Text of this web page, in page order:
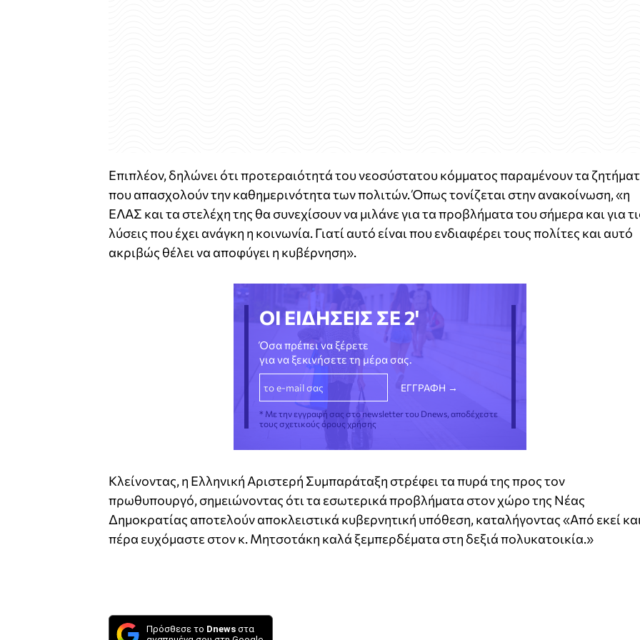
Επιπλέον, δηλώνει ότι προτεραιότητά του νεοσύστατου κόμματος παραμένουν τα
που απασχολούν την καθημερινότητα των πολιτών. Όπως τονίζεται στην ανακοίνωση, «η
ΕΛΑΣ και τα στελέχη της θα συνεχίσουν να μιλάνε για τα προβλήματα του σήμερα και για
λύσεις που έχει ανάγκη η κοινωνία. Γιατί αυτό είναι που ενδιαφέρει τους πολίτες και αυτό
ακριβώς θέλει να αποφύγει η κυβέρνηση».
ΟΙ ΕΙΔΗΣΕΙΣ ΣΕ 2'
Όσα πρέπει να ξέρετε
για να ξεκινήσετε τη μέρα σας.
* Με την εγγραφή σας στο newsletter του Dnews, αποδέχεστε
τους σχετικούς όρους χρήσης
Κλείνοντας, η Ελληνική Αριστερή Συμπαράταξη στρέφει τα πυρά της προς τον
πρωθυπουργό, σημειώνοντας ότι τα εσωτερικά προβλήματα στον χώρο της Νέας
Δημοκρατίας αποτελούν αποκλειστικά κυβερνητική υπόθεση, καταλήγοντας «Από εκεί
πέρα ευχόμαστε στον κ. Μητσοτάκη καλά ξεμπερδέματα στη δεξιά πολυκατοικία.»
Πρόσθεσε το Dnews στα